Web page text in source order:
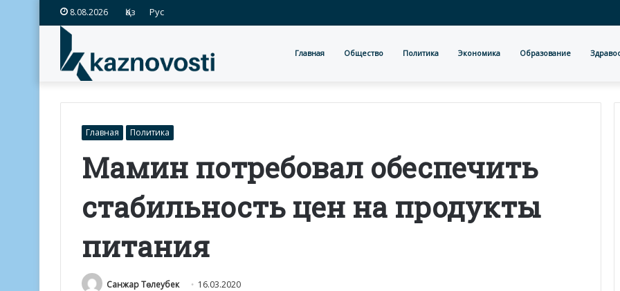
8.08.2026 Қаз Рус
Главная Общество Политика Экономика Образование
Главная Политика
Мамин потребовал обеспечить
стабильность цен на продукты
питания
Санжар Төлеубек 16.03.2020